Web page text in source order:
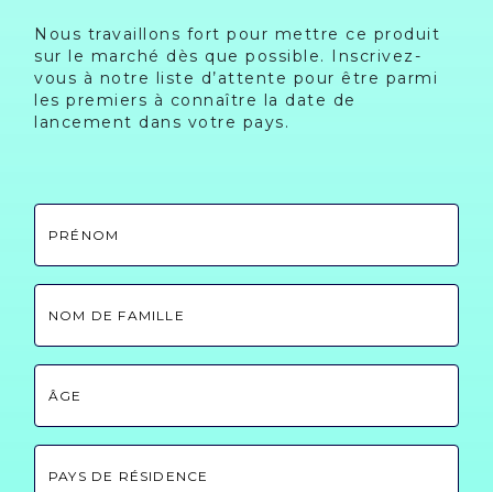
Nous travaillons fort pour mettre ce produit
sur le marché dès que possible. Inscrivez-
vous à notre liste d’attente pour être parmi
les premiers à connaître la date de
lancement dans votre pays.